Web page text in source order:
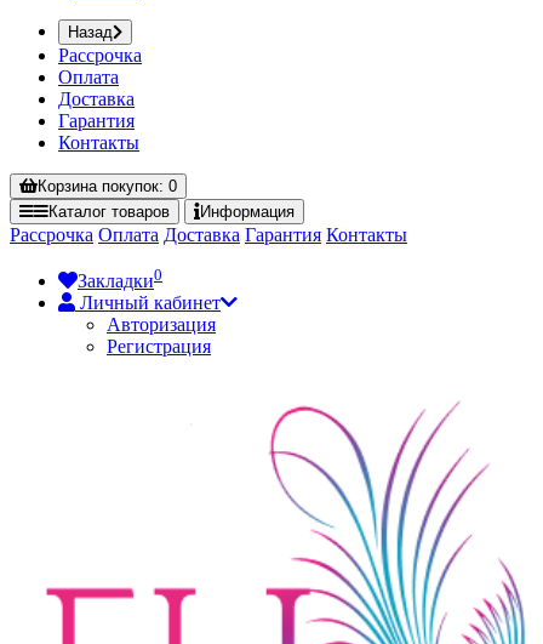
Назад
Рассрочка
Оплата
Доставка
Гарантия
Контакты
Корзинапокупок: 0
Каталог товаров Информация
Рассрочка Оплата Доставка Гарантия Контакты
Закладки0
Личный кабинет
Авторизация
Регистрация